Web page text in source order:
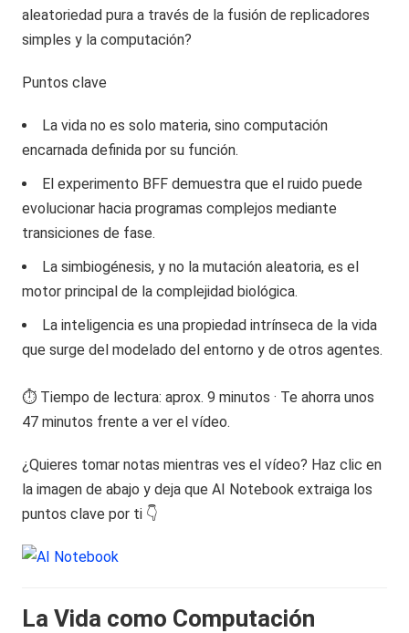
aleatoriedad pura a través de la fusión de replicadores
simples y la computación?
Puntos clave
La vida no es solo materia, sino computación
encarnada definida por su función.
El experimento BFF demuestra que el ruido puede
evolucionar hacia programas complejos mediante
transiciones de fase.
La simbiogénesis, y no la mutación aleatoria, es el
motor principal de la complejidad biológica.
La inteligencia es una propiedad intrínseca de la vida
que surge del modelado del entorno y de otros agentes.
⏱️ Tiempo de lectura: aprox. 9 minutos · Te ahorra unos
47 minutos frente a ver el vídeo.
¿Quieres tomar notas mientras ves el vídeo? Haz clic en
la imagen de abajo y deja que AI Notebook extraiga los
puntos clave por ti 👇
La Vida como Computación